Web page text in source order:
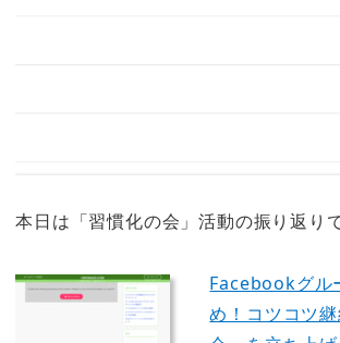
本日は「習慣化の会」活動の振り返りで
Facebookグル
め！コツコツ